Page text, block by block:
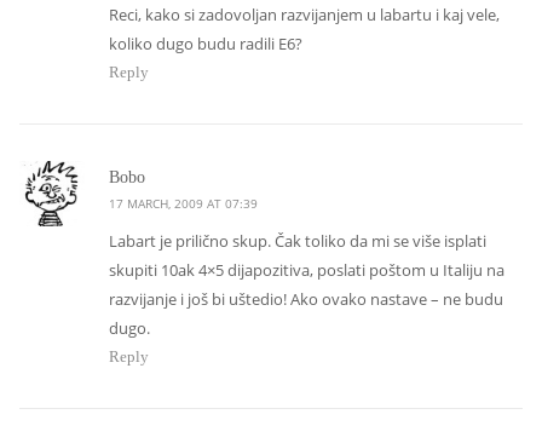
Reci, kako si zadovoljan razvijanjem u labartu i kaj vele,
koliko dugo budu radili E6?
Reply
Bobosays:
17 MARCH, 2009 AT 07:39
Labart je prilično skup. Čak toliko da mi se više isplati
skupiti 10ak 4×5 dijapozitiva, poslati poštom u Italiju na
razvijanje i još bi uštedio! Ako ovako nastave – ne budu
dugo.
Reply